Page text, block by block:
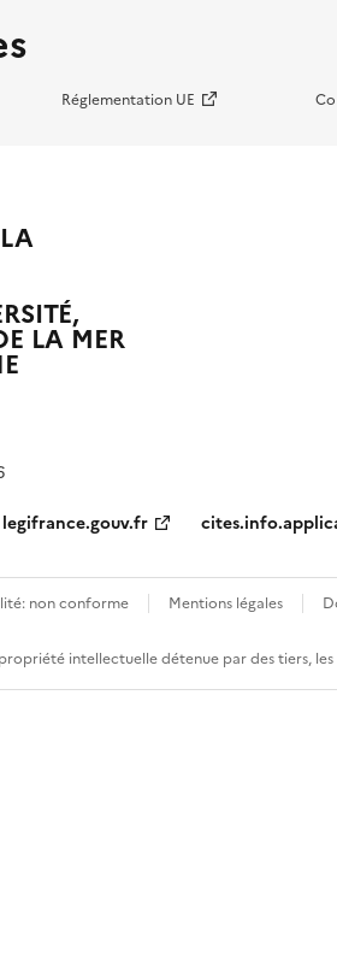
Réglementation UE
LA MER
legifrance.gouv.fr
non conforme Mentions légales
intellectuelle détenue par des tiers,